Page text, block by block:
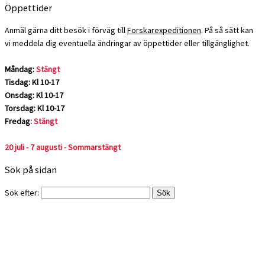
Öppettider
Anmäl gärna ditt besök i förväg tillForskarexpeditionen. På så sätt kan
vi meddela dig eventuella ändringar av öppettider eller tillgänglighet.
Måndag:Stängt
Tisdag: Kl 10-17
Onsdag: Kl 10-17
Torsdag: Kl 10-17
Fredag:Stängt
20 juli - 7 augusti - Sommarstängt
Sök på sidan
Sök efter: